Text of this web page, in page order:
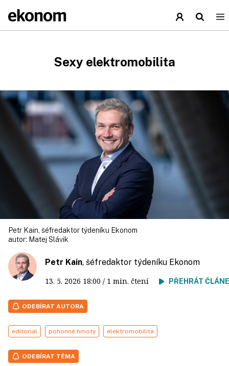
Sexy elektromobilita
Petr Kain, šéfredaktor týdeníku Ekonom
autor: Matej Slávik
Petr Kain, šéfredaktor týdeníku Ekonom
13. 5. 2026 18:00 / 1 min. čtení PŘEHRÁT
ODEBÍRAT AUTORA
editorial pohonné hmoty elektromobilita
ODEBÍRAT TÉMA